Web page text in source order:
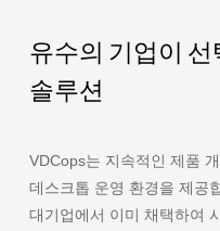
유수의 기업이 선
솔루션
VDCops는 지속적인 제품
데스크톱 운영 환경을 제공
대기업에서 이미 채택하여